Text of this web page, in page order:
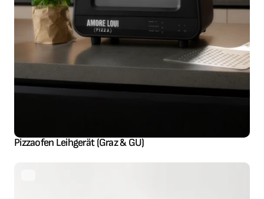
Pizzaofen Leihgerät (Graz & GU)